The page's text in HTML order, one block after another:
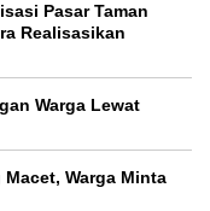
Pasar Taman
Realisasikan
Warga Lewat
Warga Minta